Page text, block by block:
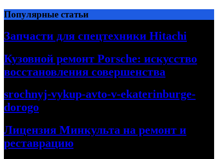
Перейти
к
содержимому
Популярные статьи
Запчасти для спецтехники Hitachi
Кузовной ремонт Porsche: искусство
восстановления совершенства
srochnyj-vykup-avto-v-ekaterinburge-
dorogo
Лицензия Минкульта на ремонт и
реставрацию